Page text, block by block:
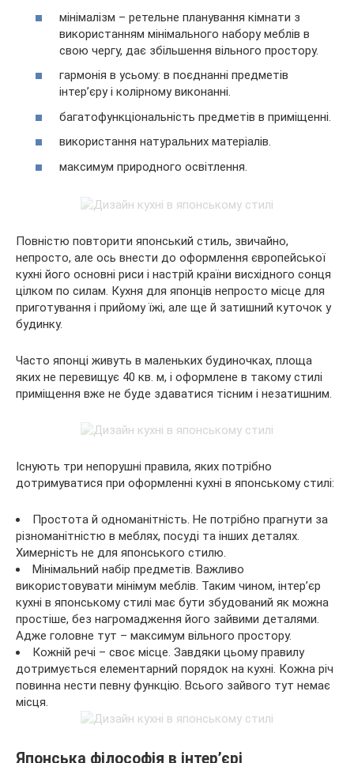
мінімалізм – ретельне планування кімнати з
використанням мінімального набору меблів в
свою чергу, дає збільшення вільного простору.
гармонія в усьому: в поєднанні предметів
інтер’єру і колірному виконанні.
багатофункціональність предметів в приміщенні.
використання натуральних матеріалів.
максимум природного освітлення.
Повністю повторити японський стиль, звичайно,
непросто, але ось внести до оформлення європейської
кухні його основні риси і настрій країни висхідного сонця
цілком по силам. Кухня для японців непросто місце для
приготування і прийому їжі, але ще й затишний куточок у
будинку.
Часто японці живуть в маленьких будиночках, площа
яких не перевищує 40 кв. м, і оформлене в такому стилі
приміщення вже не буде здаватися тісним і незатишним.
Існують три непорушні правила, яких потрібно
дотримуватися при оформленні кухні в японському стилі:
Простота й одноманітність. Не потрібно прагнути за
різноманітністю в меблях, посуді та інших деталях.
Химерність не для японського стилю.
Мінімальний набір предметів. Важливо
використовувати мінімум меблів. Таким чином, інтер’єр
кухні в японському стилі має бути збудований як можна
простіше, без нагромадження його зайвими деталями.
Адже головне тут – максимум вільного простору.
Кожній речі – своє місце. Завдяки цьому правилу
дотримується елементарний порядок на кухні. Кожна річ
повинна нести певну функцію. Всього зайвого тут немає
місця.
Японська філософія в інтер’єрі